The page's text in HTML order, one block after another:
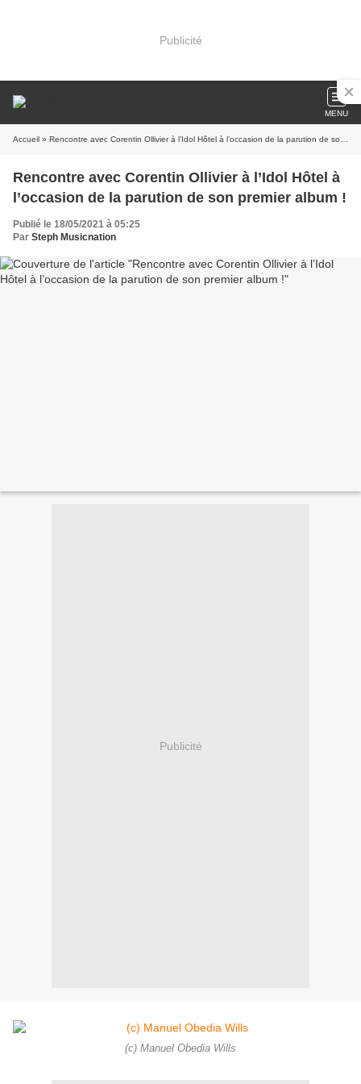
Publicité
MENU
Accueil » Rencontre avec Corentin Ollivier à l’Idol Hôtel à l’occasion de la parution de son premier album !
Rencontre avec Corentin Ollivier à l’Idol Hôtel à
l’occasion de la parution de son premier album !
Publié le 18/05/2021 à 05:25
Par Steph Musicnation
Publicité
(c) Manuel Obedia Wills